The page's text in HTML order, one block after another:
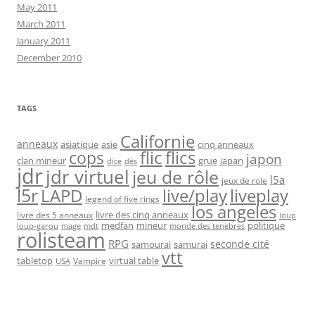
May 2011
March 2011
January 2011
December 2010
TAGS
anneaux asiatique asie Californie cinq anneaux
clan mineur cops dice dés flicflics grue japan japon
jdrjdr virtuel jeu de rôle jeux de role l5a
l5rLAPD legend of five rings live/playliveplay
livre des 5 anneaux livre des cinq anneaux los angeles loup
loup-garou mage mdt medfan mineur monde des tenebres politique
rolisteam RPG samourai samurai seconde cité
tabletop USA Vampire virtual table vtt